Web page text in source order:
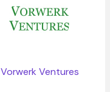
Vorwerk Ventures